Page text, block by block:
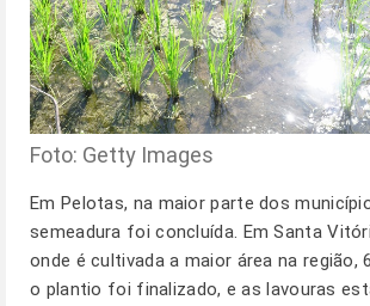
Foto: Getty Images
Em Pelotas, na maior parte dos
semeadura foi concluída. Em Santa
onde é cultivada a maior área na região,
o plantio foi finalizado, e as lavouras